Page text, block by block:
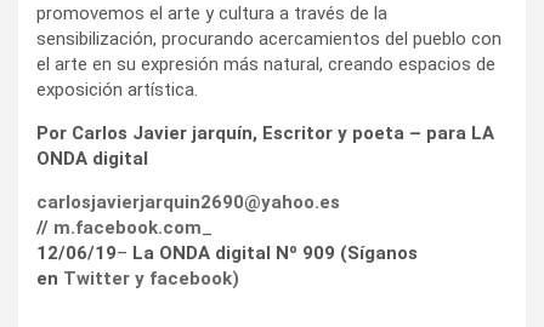
promovemos el arte y cultura a través de la
sensibilización, procurando acercamientos del pueblo con
el arte en su expresión más natural, creando espacios de
exposición artística.
Por Carlos Javier jarquín, Escritor y poeta – para LA
ONDA digital
carlosjavierjarquin2690@yahoo.es
// m.facebook.com
12/06/19– La ONDA digital Nº 909 (Síganos
en Twitter y facebook)